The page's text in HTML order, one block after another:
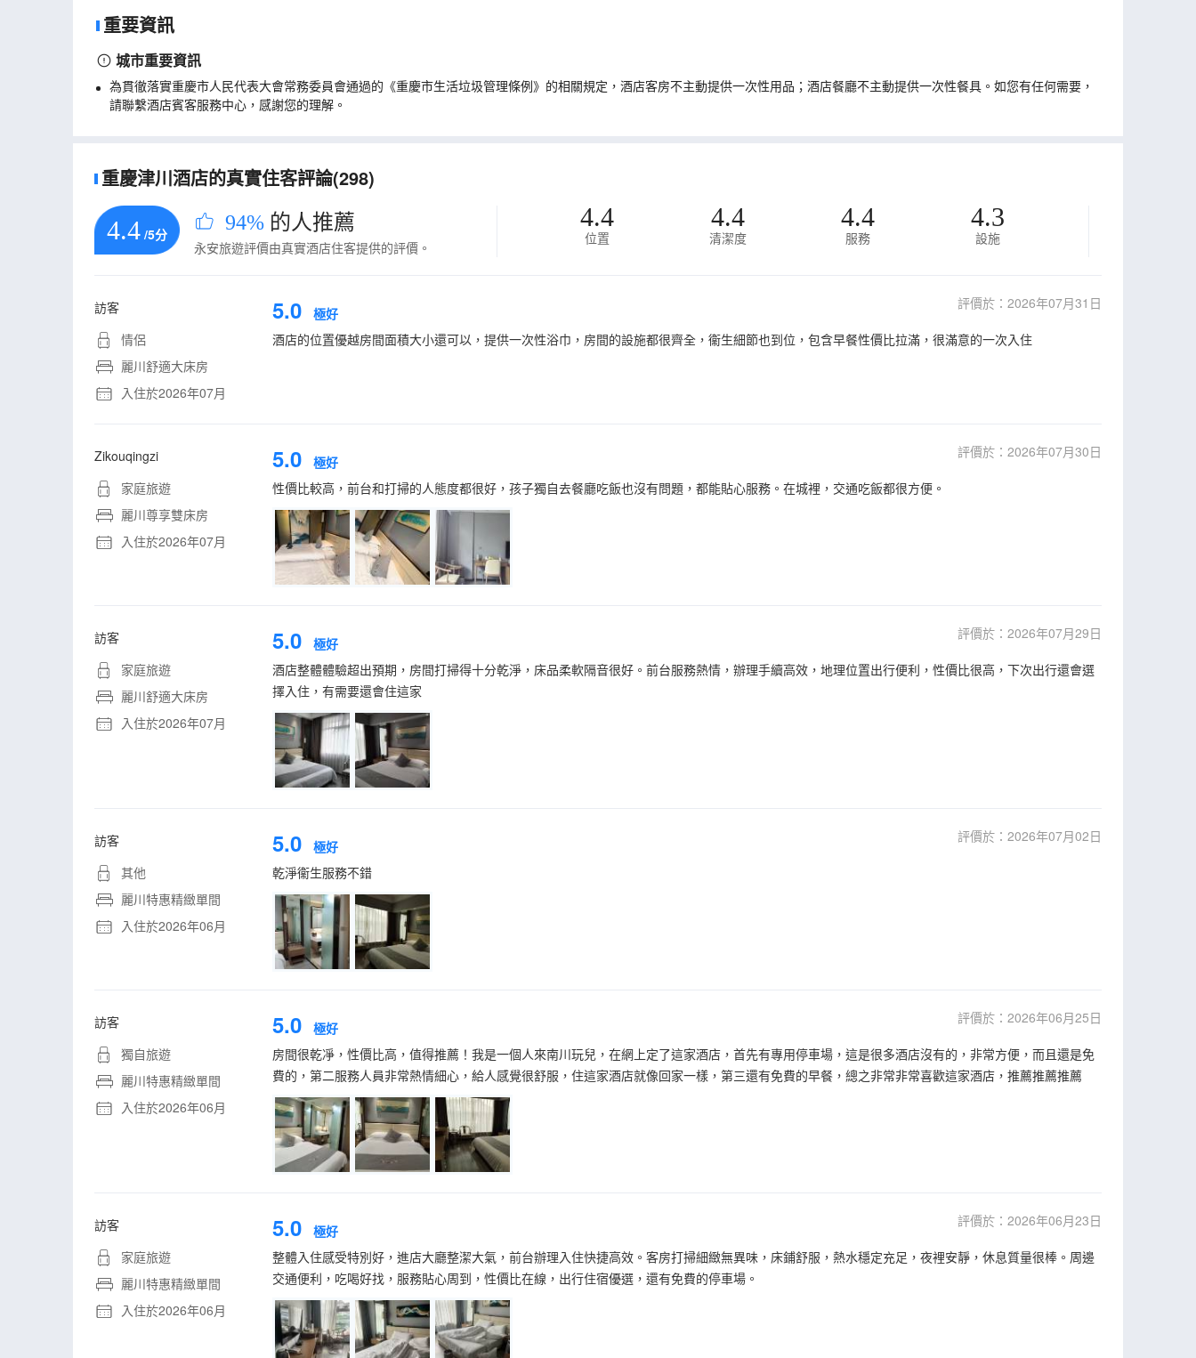
重要資訊
城市重要資訊
為貫徹落實重慶市人民代表大會常務委員會通過的《重慶市生活垃圾管理條例》的相關規定，酒店客房不主動提供一次性用品；酒店餐廳不主動提供一次性餐具。如您有任何需要，
請聯繫酒店賓客服務中心，感謝您的理解。
重慶津川酒店的真實住客評論(298)
4.4 /5分 94% 的人推薦
永安旅遊評價由真實酒店住客提供的評價。
4.4
位置
4.4
清潔度
4.4
服務
4.3
設施
訪客
情侶
麗川舒適大床房
入住於2026年07月
5.0 極好
評價於：2026年07月31日
酒店的位置優越房間面積大小還可以，提供一次性浴巾，房間的設施都很齊全，衞生細節也到位，包含早餐性價比拉滿，很滿意的一次入住
Zikouqingzi
家庭旅遊
麗川尊享雙床房
入住於2026年07月
5.0 極好
評價於：2026年07月30日
性價比較高，前台和打掃的人態度都很好，孩子獨自去餐廳吃飯也沒有問題，都能貼心服務。在城裡，交通吃飯都很方便。
訪客
家庭旅遊
麗川舒適大床房
入住於2026年07月
5.0 極好
評價於：2026年07月29日
酒店整體體驗超出預期，房間打掃得十分乾淨，床品柔軟隔音很好。前台服務熱情，辦理手續高效，地理位置出行便利，性價比很高，下次出行還會選
擇入住，有需要還會住這家
訪客
其他
麗川特惠精緻單間
入住於2026年06月
5.0 極好
評價於：2026年07月02日
乾淨衞生服務不錯
訪客
獨自旅遊
麗川特惠精緻單間
入住於2026年06月
5.0 極好
評價於：2026年06月25日
房間很乾凈，性價比高，值得推薦！我是一個人來南川玩兒，在網上定了這家酒店，首先有專用停車場，這是很多酒店沒有的，非常方便，而且還是免
費的，第二服務人員非常熱情細心，給人感覺很舒服，住這家酒店就像回家一樣，第三還有免費的早餐，總之非常非常喜歡這家酒店，推薦推薦推薦
訪客
家庭旅遊
麗川特惠精緻單間
入住於2026年06月
5.0 極好
評價於：2026年06月23日
整體入住感受特別好，進店大廳整潔大氣，前台辦理入住快捷高效。客房打掃細緻無異味，床鋪舒服，熱水穩定充足，夜裡安靜，休息質量很棒。周邊
交通便利，吃喝好找，服務貼心周到，性價比在線，出行住宿優選，還有免費的停車場。